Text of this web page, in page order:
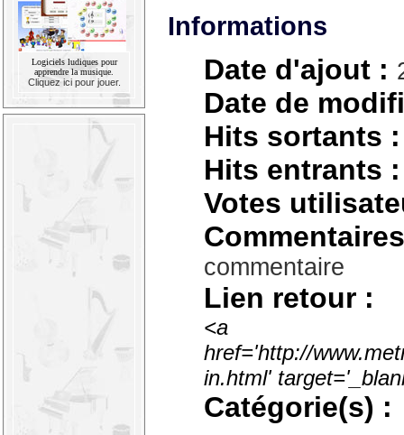
Logiciels ludiques pour
apprendre la musique.
Cliquez ici pour jouer.
Informations
Date d'ajout :
Date de
Hits sortants :
Hits entrants :
Votes
commentaire
Lien retour :
<a
href='http://
in.html'
Catégorie(s) :